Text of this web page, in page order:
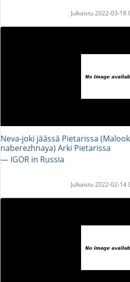
Julkaistu 2022-03-
Neva-joki jäässä Pietarissa
naberezhnaya) Arki Pietarissa
― IGOR in Russia
Julkaistu 2022-02-